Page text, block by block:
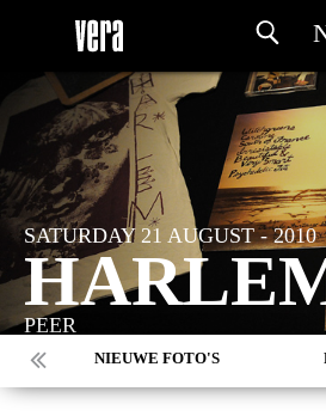
SATURDAY 21 AUGUST - 2010
PEER
NIEUWE FOTO'S